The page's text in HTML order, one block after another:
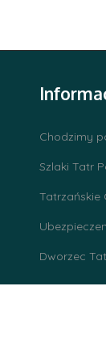
Chodzimy
Szlaki Tatr
Tatrzańskie
Dworzec